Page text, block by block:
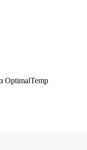
OptimalTemp